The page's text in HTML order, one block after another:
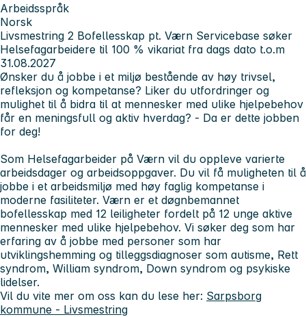
Arbeidsspråk
Norsk
Livsmestring 2 Bofellesskap pt. Værn Servicebase søker
Helsefagarbeidere til 100 % vikariat fra dags dato t.o.m
31.08.2027
Ønsker du å jobbe i et miljø bestående av høy trivsel,
refleksjon og kompetanse? Liker du utfordringer og
mulighet til å bidra til at mennesker med ulike hjelpebehov
får en meningsfull og aktiv hverdag? - Da er dette jobben
for deg!
Som Helsefagarbeider på Værn vil du oppleve varierte
arbeidsdager og arbeidsoppgaver. Du vil få muligheten til å
jobbe i et arbeidsmiljø med høy faglig kompetanse i
moderne fasiliteter. Værn er et døgnbemannet
bofellesskap med 12 leiligheter fordelt på 12 unge aktive
mennesker med ulike hjelpebehov. Vi søker deg som har
erfaring av å jobbe med personer som har
utviklingshemming og tilleggsdiagnoser som autisme, Rett
syndrom, William syndrom, Down syndrom og psykiske
lidelser.
Vil du vite mer om oss kan du lese her: Sarpsborg
kommune - Livsmestring